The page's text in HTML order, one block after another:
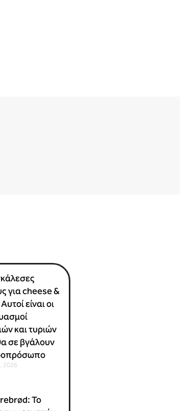
για cheese &
είναι οι
και τυριών
σε βγάλουν
2026
Το